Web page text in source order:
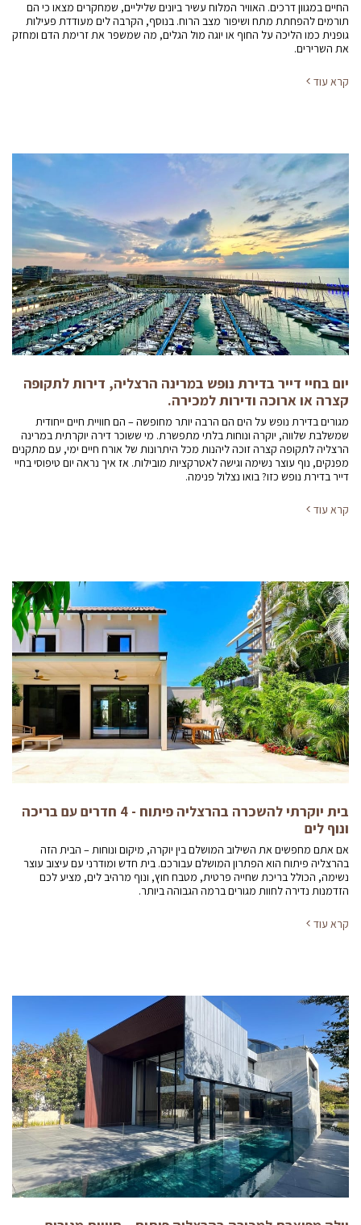
החיים במגוון דרכים. האוויר המלוח עשיר ביונים שליליים, שמחקרים מצאו כי הם
תורמים להפחתת מתח ושיפור מצב הרוח. בנוסף, הקרבה לים מעודדת פעילות
גופנית כמו הליכה על החוף או יוגה מול הגלים, מה שמשפר את זרימת הדם ומחזק
את השרירים.
קרא עוד
יום בחיי דייר בדירת נופש במרינה הרצליה, דירות לתקופה
קצרה או ארוכה ודירות למכירה.
מגורים בדירת נופש על הים הם הרבה יותר מחופשה – הם חוויית חיים ייחודית
שמשלבת שלווה, יוקרה ונוחות בלתי מתפשרת. מי ששוכר דירה יוקרתית במרינה
הרצליה לתקופה קצרה זוכה ליהנות מכל היתרונות של אורח חיים ימי, עם מתקנים
מפנקים, נוף עוצר נשימה וגישה לאטרקציות מובילות. אז איך נראה יום טיפוסי בחיי
דייר בדירת נופש כזו? בואו נצלול פנימה.
קרא עוד
בית יוקרתי להשכרה בהרצליה פיתוח - 4 חדרים עם בריכה
ונוף לים
אם אתם מחפשים את השילוב המושלם בין יוקרה, מיקום ונוחות – הבית הזה
בהרצליה פיתוח הוא הפתרון המושלם עבורכם. בית חדש ומודרני עם עיצוב עוצר
נשימה, הכולל בריכת שחייה פרטית, מטבח חוץ, ונוף מרהיב לים, מציע לכם
הזדמנות נדירה לחוות מגורים ברמה הגבוהה ביותר.
קרא עוד